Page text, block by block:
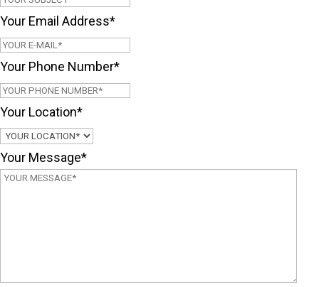
Your Email Address*
Your Phone Number*
Your Location*
Your Message*